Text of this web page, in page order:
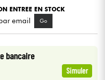
ENTREE EN STOCK
email Go
bancaire
Simuler